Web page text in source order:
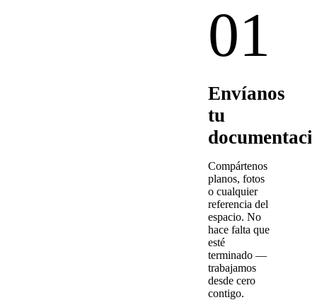
01
Envíanos
tu
Compártenos
planos, fotos
o cualquier
referencia del
espacio. No
hace falta que
esté
terminado —
trabajamos
desde cero
contigo.